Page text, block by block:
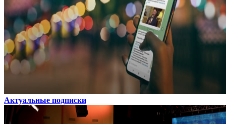
Актуальные подписки